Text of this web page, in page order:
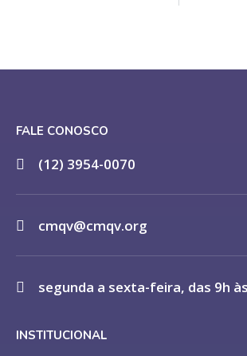
FALE CONOSCO
(12) 3954-0070
cmqv@cmqv.org
segunda a sexta-feira, das 9h
INSTITUCIONAL